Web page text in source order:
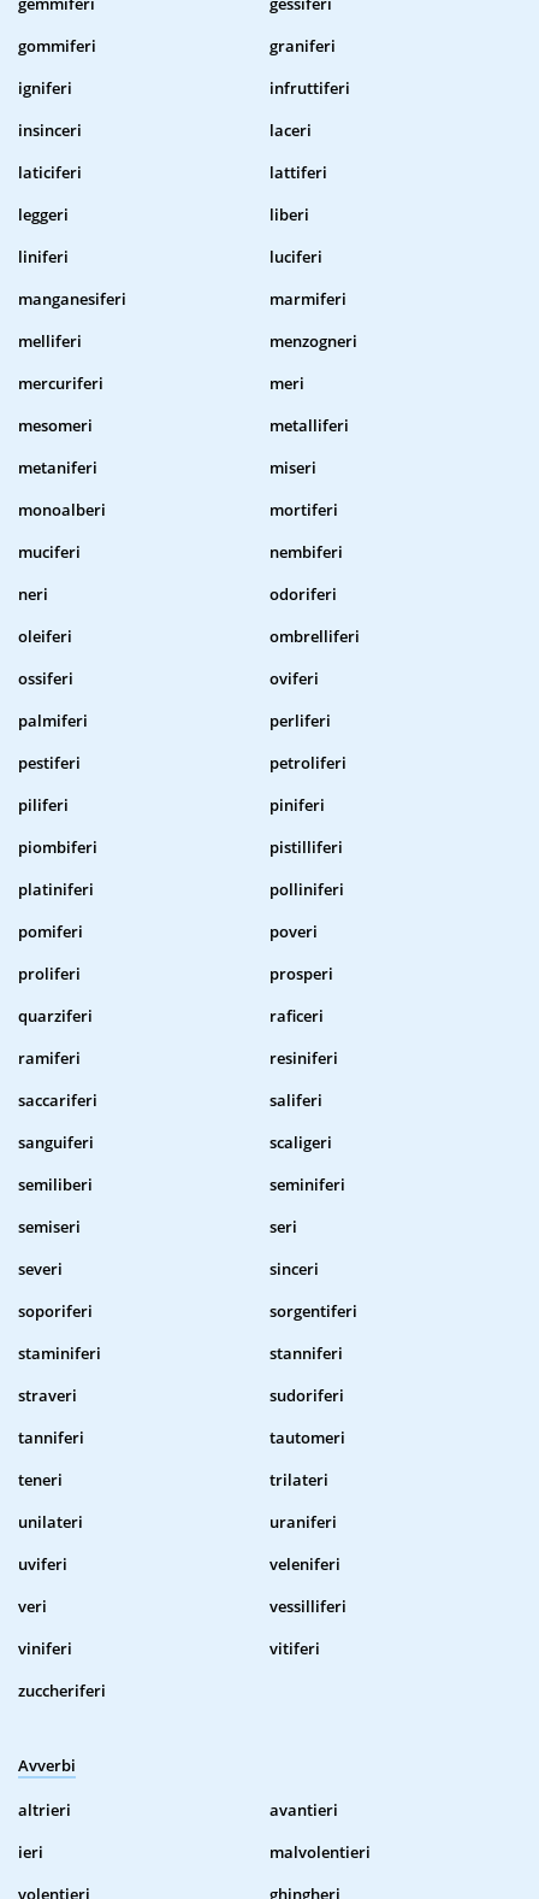
gommiferi
graniferi
igniferi
infruttiferi
insinceri
laceri
laticiferi
lattiferi
leggeri
liberi
liniferi
luciferi
manganesiferi
marmiferi
melliferi
menzogneri
mercuriferi
meri
mesomeri
metalliferi
metaniferi
miseri
monoalberi
mortiferi
muciferi
nembiferi
neri
odoriferi
oleiferi
ombrelliferi
ossiferi
oviferi
palmiferi
perliferi
pestiferi
petroliferi
piliferi
piniferi
piombiferi
pistilliferi
platiniferi
polliniferi
pomiferi
poveri
proliferi
prosperi
quarziferi
raficeri
ramiferi
resiniferi
saccariferi
saliferi
sanguiferi
scaligeri
semiliberi
seminiferi
semiseri
seri
severi
sinceri
soporiferi
sorgentiferi
staminiferi
stanniferi
straveri
sudoriferi
tanniferi
tautomeri
teneri
trilateri
unilateri
uraniferi
uviferi
veleniferi
veri
vessilliferi
viniferi
vitiferi
zuccheriferi
Avverbi
altrieri
avantieri
ieri
malvolentieri
volentieri
ghingheri